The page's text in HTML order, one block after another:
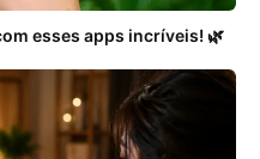
esses apps incríveis! 🌿